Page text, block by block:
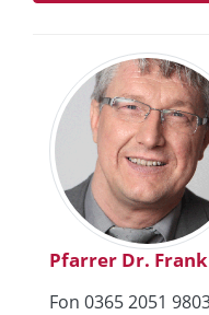
Pfarrer Dr.
Fon 0365 2051